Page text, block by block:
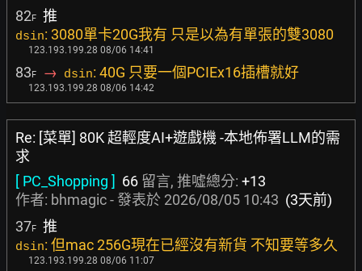
82F 推
dsin: 3080單卡20G我有 只是以為有單張的雙3080
123.193.199.28 08/06 14:41
83F → dsin: 40G 只要一個PCIEx16插槽就好
123.193.199.28 08/06 14:42
Re: [菜單] 80K 超輕度AI+遊戲機 -本地佈署LLM的需
求
[ PC_Shopping ] 66 留言, 推噓總分: +13
作者: bhmagic- 發表於 2026/08/05 10:43 (3天前)
37F 推
dsin: 但mac 256G現在已經沒有新貨 不知要等多久
123.193.199.28 08/06 11:07